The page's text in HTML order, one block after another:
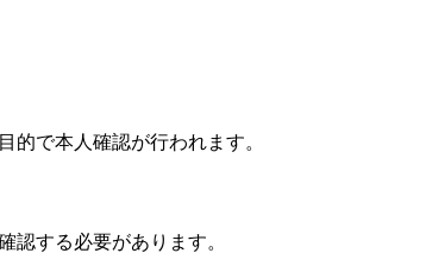
的で本人確認が行われます。
認する必要があります。